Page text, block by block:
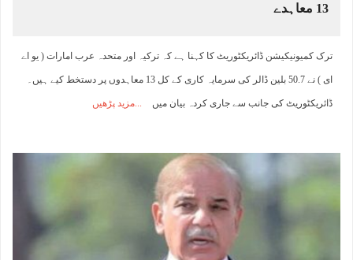
13 معاہدے
ترک کمیونیکیشن ڈائریکٹوریٹ کا کہنا ہے کہ ترکیہ اور متحدہ عرب امارات ( یو اے
ای ) نے 50.7 بلین ڈالر کی سرمایہ کاری کے کل 13 معاہدوں پر دستخط کیے ہیں۔
ڈائریکٹوریٹ کی جانب سے جاری کردہ بیان میں مزید پڑھیں